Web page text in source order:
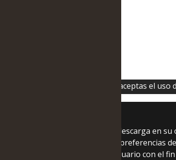
Si continuas utilizando este sitio aceptas el uso
Una cookie es un fichero que se descarga en
recuperar información sobre las preferencias
almacenar las preferencias del usuario con el